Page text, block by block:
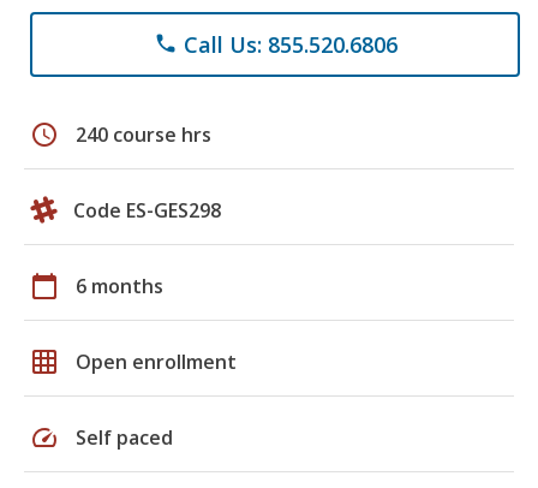
phone Call Us: 855.520.6806
schedule 240 course hrs
Code ES-GES298
calendar_today 6 months
grid_on Open enrollment
speed Self paced